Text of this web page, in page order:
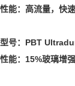
性能：高流量，快
型号：PBT
性能：15%玻璃增